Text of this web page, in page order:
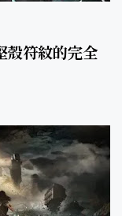
殼符紋的完全